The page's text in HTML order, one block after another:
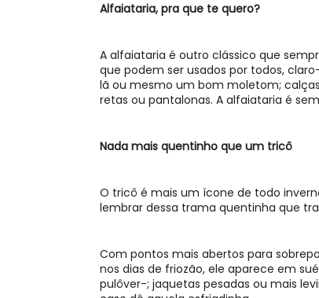
Alfaiataria, pra que te quero?
A alfaiataria é outro clássico que
que podem ser usados por todos,
lã ou mesmo um bom moletom;
retas ou pantalonas. A alfaiataria é
Nada mais quentinho que um tricô
O tricô é mais um ícone de todo
lembrar dessa trama quentinha que
Com pontos mais abertos para
nos dias de friozão, ele aparece em
pulôver-; jaquetas pesadas ou mais